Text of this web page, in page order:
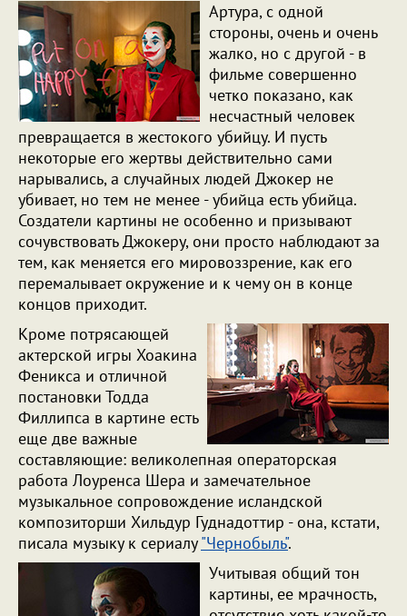
Артура, с одной
стороны, очень и очень
жалко, но с другой - в
фильме совершенно
четко показано, как
несчастный человек
превращается в жестокого убийцу. И пусть
некоторые его жертвы действительно сами
нарывались, а случайных людей Джокер не
убивает, но тем не менее - убийца есть убийца.
Создатели картины не особенно и призывают
сочувствовать Джокеру, они просто наблюдают за
тем, как меняется его мировоззрение, как его
перемалывает окружение и к чему он в конце
концов приходит.
Кроме потрясающей
актерской игры Хоакина
Феникса и отличной
постановки Тодда
Филлипса в картине есть
еще две важные
составляющие: великолепная операторская
работа Лоуренса Шера и замечательное
музыкальное сопровождение исландской
композиторши Хильдур Гуднадоттир - она, кстати,
писала музыку к сериалу"Чернобыль".
Учитывая общий тон
картины, ее мрачность,